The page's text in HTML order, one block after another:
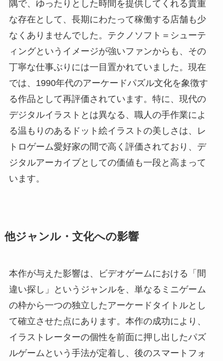
隅で、ゆったりとした時間を提供してくれる貴重
な存在として、長期にわたって稼働する店舗も少
なくありませんでした。テクノソフト＝シューテ
ィングというイメージが強いファンからも、その
丁寧な仕事ぶりには一目置かれていました。現在
では、1990年代のアーケードパズル文化を象徴す
る作品として再評価されています。特に、現代の
デジタルイラストとは異なる、職人の手作業によ
る温もりのあるドット絵イラストの美しさは、レ
トロゲーム愛好家の間で高く評価されており、デ
ジタルアーカイブとしての価値も一段と高まって
います。
他ジャンル・文化への影響
本作が与えた影響は、ビデオゲームにおける「間
違い探し」というジャンルを、単なるミニゲーム
の枠から一つの独立したアーケードタイトルとし
て確立させた点にあります。本作の成功により、
イラストレーターの個性を前面に押し出したパズ
ルゲームという手法が定着し、後のスマートフォ